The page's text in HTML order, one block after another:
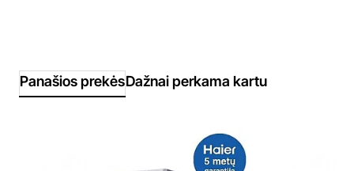
Panašios prekėsDažnai perkama kartu